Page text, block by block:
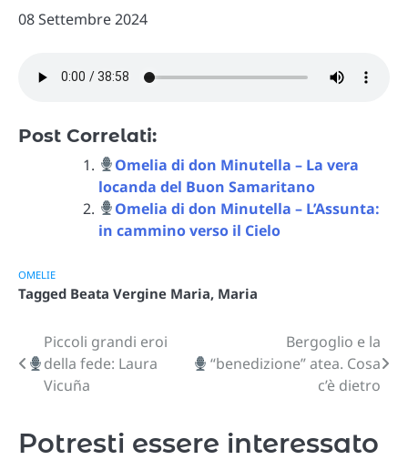
08 Settembre 2024
Post Correlati:
Omelia di don Minutella – La vera
locanda del Buon Samaritano
Omelia di don Minutella – L’Assunta:
in cammino verso il Cielo
OMELIE
Tagged Beata Vergine Maria, Maria
Navigazione
articoli
Piccoli grandi eroi
della fede: Laura
Vicuña
Bergoglio e la
“benedizione” atea. Cosa
c’è dietro
Potresti essere interessato